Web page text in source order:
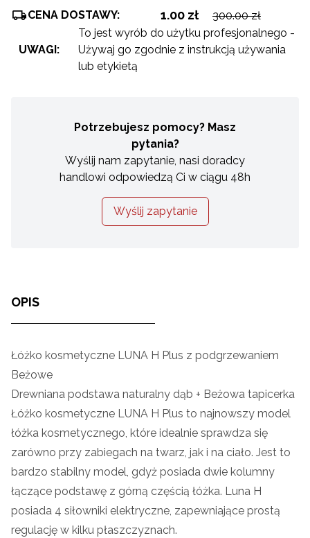
CENA DOSTAWY: 1.00 zł 300.00 zł
UWAGI:
To jest wyrób do użytku profesjonalnego -
Używaj go zgodnie z instrukcją używania
lub etykietą
Potrzebujesz pomocy? Masz
pytania?
Wyślij nam zapytanie, nasi doradcy
handlowi odpowiedzą Ci w ciągu 48h
Wyślij zapytanie
OPIS
Łóżko kosmetyczne LUNA H Plus z podgrzewaniem
Beżowe
Drewniana podstawa naturalny dąb + Beżowa tapicerka
Łóżko kosmetyczne LUNA H Plus to najnowszy model
łóżka kosmetycznego, które idealnie sprawdza się
zarówno przy zabiegach na twarz, jak i na ciało. Jest to
bardzo stabilny model, gdyż posiada dwie kolumny
łączące podstawę z górną częścią łóżka. Luna H
posiada 4 siłowniki elektryczne, zapewniające prostą
regulację w kilku płaszczyznach.